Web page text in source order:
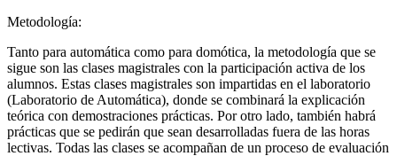
Metodología:
Tanto para automática como para domótica, la metodología que se
sigue son las clases magistrales con la participación activa de los
alumnos. Estas clases magistrales son impartidas en el laboratorio
(Laboratorio de Automática), donde se combinará la explicación
teórica con demostraciones prácticas. Por otro lado, también habrá
prácticas que se pedirán que sean desarrolladas fuera de las horas
lectivas. Todas las clases se acompañan de un proceso de evaluación